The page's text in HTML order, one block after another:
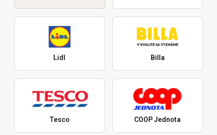
Lidl Billa
Tesco COOP Jednota